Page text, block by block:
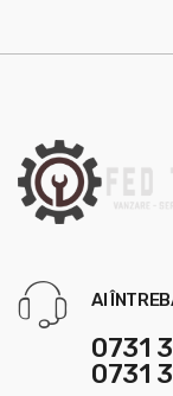
o
AI
0731
0731